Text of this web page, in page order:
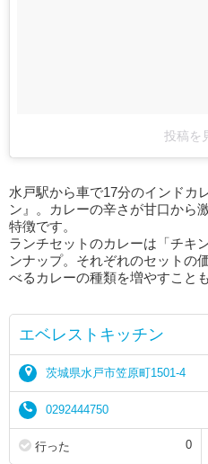
投稿を
水戸駅から車で17分のインドカ
ン』。カレーの辛さが甘口から
特徴です。
ランチセットのカレーは「チキ
ンナップ。それぞれのセットの
べるカレーの種類を増やすこと
エベレストキッチン
茨城県水戸市笠原町1501-4
0292444750
行った 0